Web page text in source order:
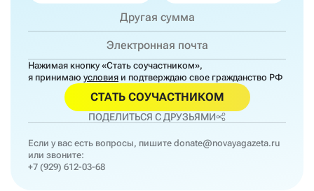
Нажимая кнопку «Стать соучастником»,
я принимаю условия и подтверждаю свое гражданство РФ
СТАТЬ СОУЧАСТНИКОМ
ПОДЕЛИТЬСЯ С ДРУЗЬЯМИ
Если у вас есть вопросы, пишите donate@novayagazeta.ru
или звоните:
+7 (929) 612-03-68